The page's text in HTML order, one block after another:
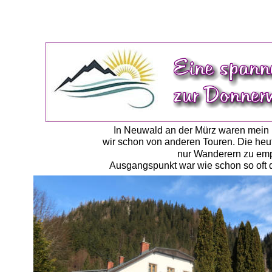
In Neuwald an der Mürz waren
wir schon von anderen Touren. Die
nur Wanderern zu
Ausgangspunkt war wie schon so oft